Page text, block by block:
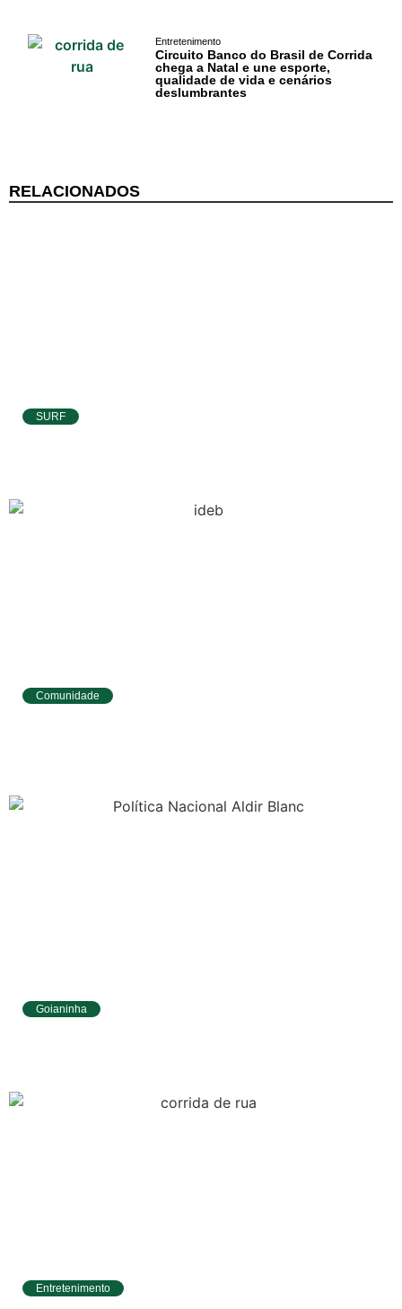
Surf
Entretenimento
Circuito Banco do Brasil de Corrida
chega a Natal e une esporte,
qualidade de vida e cenários
deslumbrantes
RELACIONADOS
SURF
Comunidade
Goianinha
Entretenimento